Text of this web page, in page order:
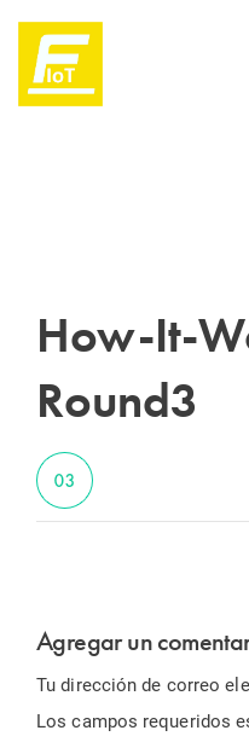
How-It-
Round3
Agregar un
Tu dirección de correo
Los campos requeridos